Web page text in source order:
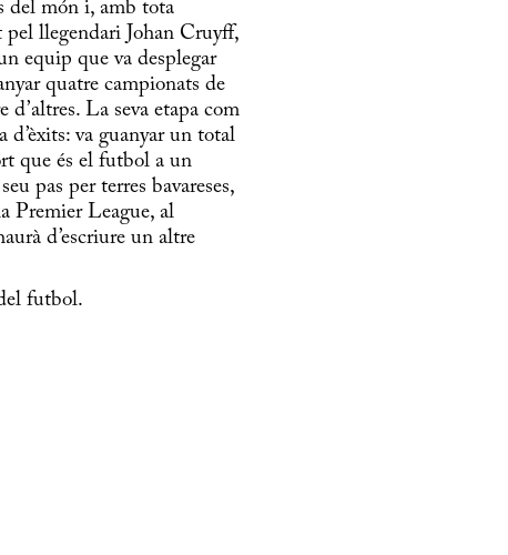
del món i, amb tota
llegendari Johan Cruyff,
equip que va desplegar
quatre campionats de
La seva etapa com
d’èxits: va guanyar un total
que és el futbol a un
pas per terres bavareses,
Premier League, al
d’escriure un altre
futbol.